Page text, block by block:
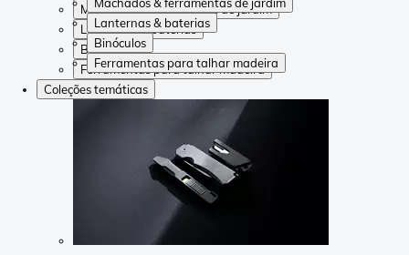
Lanternas & baterias
Binóculos
Ferramentas para talhar madeira
Machados & ferramentas de jardim
Lanternas & baterias
Binóculos
Ferramentas para talhar madeira
Coleções temáticas